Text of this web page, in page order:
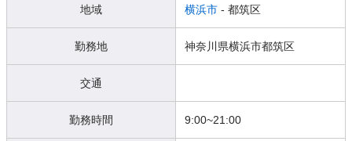
地域 横浜市 - 都筑区
勤務地 神奈川県横浜市都筑区
交通
勤務時間 9:00~21:00